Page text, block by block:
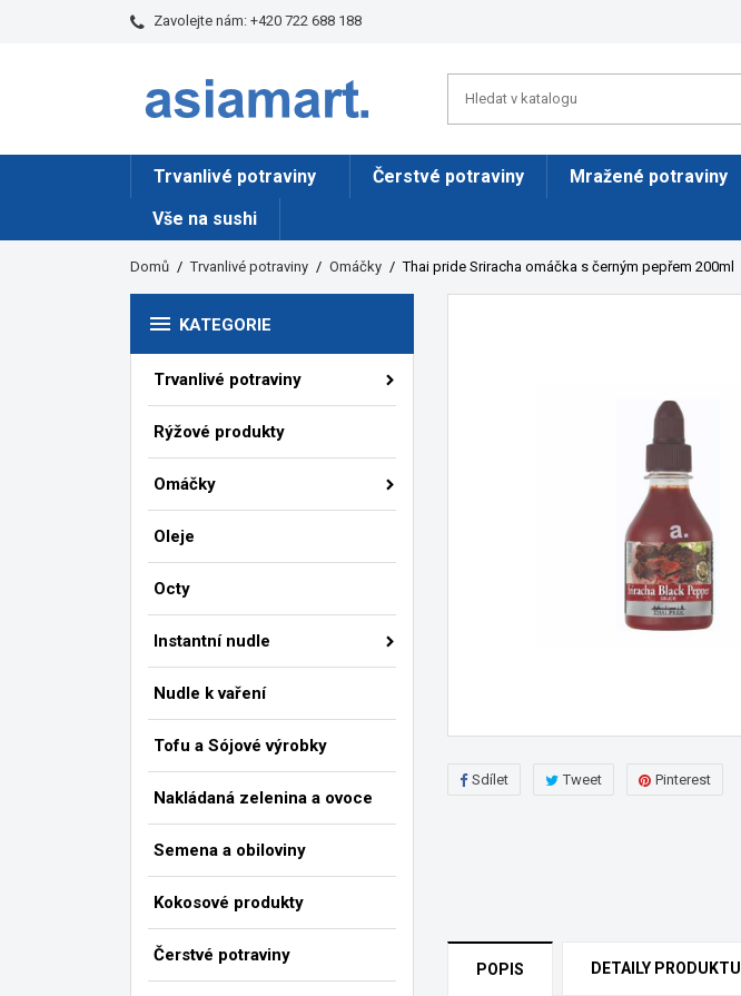
Zavolejte nám: +420 722 688 188
Trvanlivé potraviny Čerstvé potraviny Mražené potraviny
Vše na sushi
Domů Trvanlivé potraviny Omáčky Thai pride Sriracha omáčka s černým pepřem 200ml
 KATEGORIE
Trvanlivé potraviny
Rýžové produkty
Omáčky
Oleje
Octy
Instantní nudle
Nudle k vaření
Tofu a Sójové výrobky
Nakládaná zelenina a ovoce
Semena a obiloviny
Kokosové produkty
Čerstvé potraviny
Sdílet Tweet Pinterest
POPIS DETAILY PRODUKTU